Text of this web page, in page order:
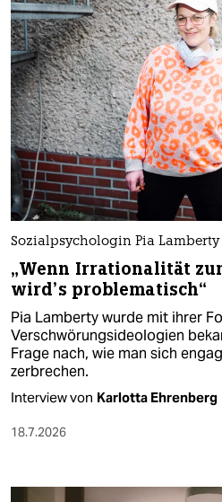
Sozialpsychologin Pia Lamberty
„Wenn Irrationalität
wird’s problematisch“
Pia Lamberty wurde mit ihrer
Verschwörungsideologien
Frage nach, wie man sich
zerbrechen.
Interview von Karlotta Ehrenberg
18.7.2026